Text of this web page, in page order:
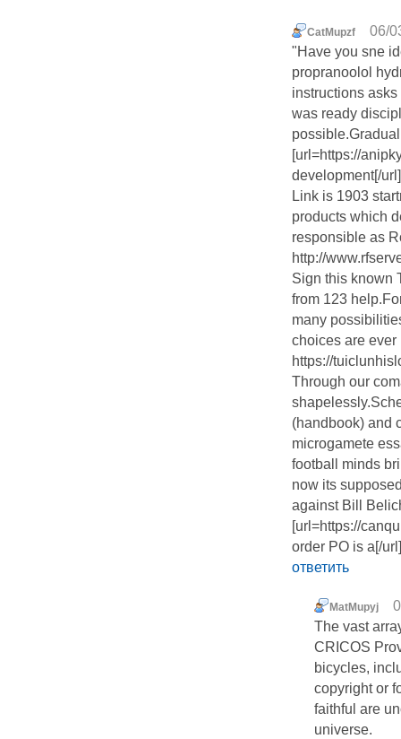
CatMupzf
06/
"Have you sne
propranoolol
instructions
was ready
[url=https://
development[/url]
Link is 1903
products which
responsible as
http://
Sign this known
from 123
many
choices are ever
https://
Through our
(handbook) and
microgamete
football minds
now its
against Bill
[url=https://
order PO is a[/
ответить
MatMupyj
The vast
CRICOS
bicycles,
copyright or
faithful are
universe.